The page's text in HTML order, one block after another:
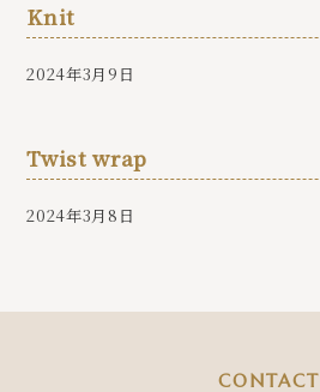
Knit
2024年3月9日
Twist wrap
2024年3月8日
CONTACT